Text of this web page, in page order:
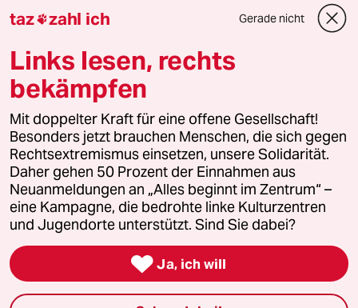
Downloads für Abonnierende
© 2026 taz Verlags und Vertriebs GmbH
Alle Rechte vorbehalten. Bei rechtlichen Fragen oder für Genehmigungen
wenden Sie sich bitte an lizenzen@taz.de
Feedback Redaktionsstatut Kommune-Richtlinien
Leitlinie Informant Datenschutz Impressum AGB
Seitenwende Einwilligungen widerrufen (Ads)
taz zahl ich Gerade nicht
Links lesen, rechts
bekämpfen
Mit doppelter Kraft für eine offene Gesellschaft!
Besonders jetzt brauchen Menschen, die sich gegen
Rechtsextremismus einsetzen, unsere Solidarität.
Daher gehen 50 Prozent der Einnahmen aus
Neuanmeldungen an „Alles beginnt im Zentrum“ –
eine Kampagne, die bedrohte linke Kulturzentren
und Jugendorte unterstützt. Sind Sie dabei?
 Ja, ich will